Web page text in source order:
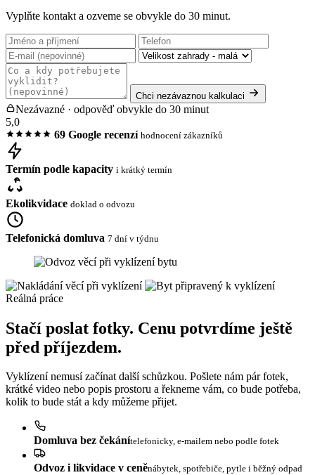
Vyplňte kontakt a ozveme se obvykle do 30 minut.
Chci nezávaznou kalkulaci
Nezávazné · odpověď obvykle do 30 minut
5,0
69 Google recenzí hodnocení zákazníků
Termín podle kapacity i krátký termín
Ekolikvidace doklad o odvozu
Telefonická domluva 7 dní v týdnu
Reálná práce
Stačí poslat fotky. Cenu potvrdíme ještě
před příjezdem.
Vyklízení nemusí začínat další schůzkou. Pošlete nám pár fotek,
krátké video nebo popis prostoru a řekneme vám, co bude potřeba,
kolik to bude stát a kdy můžeme přijet.
Domluva bez čekánítelefonicky, e-mailem nebo podle fotek
Odvoz i likvidace v ceněnábytek, spotřebiče, pytle i běžný odpad